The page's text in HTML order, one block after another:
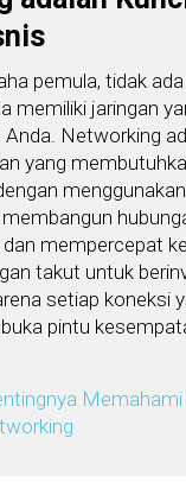
pemula, tidak
memiliki jaringan
Anda. Networking
yang
mempercepat
takut untuk
setiap koneksi
pintu
Memahami